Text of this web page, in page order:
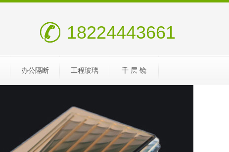
18224443661
办公隔断 工程玻璃 千 层 镜